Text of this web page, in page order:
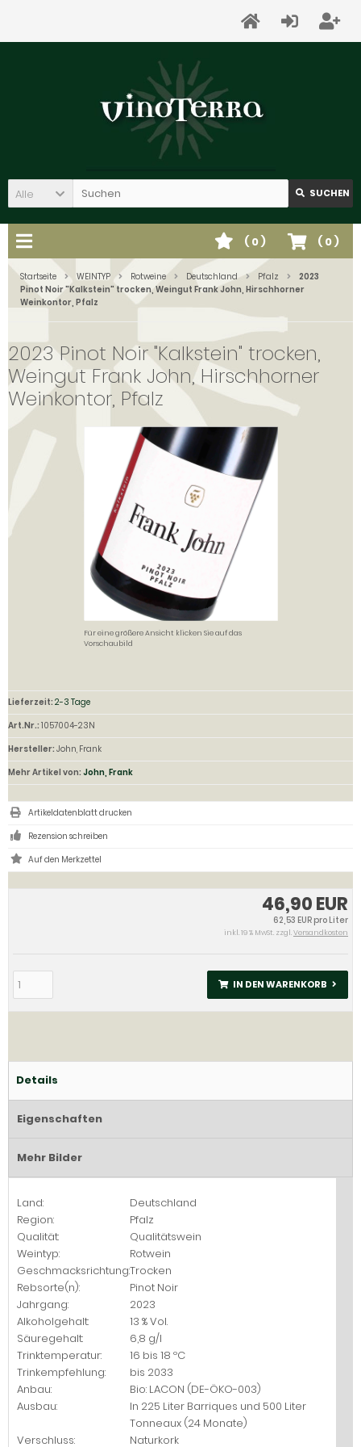
Alle SUCHEN
( 0)
( 0)
Startseite WEINTYP Rotweine Deutschland Pfalz
2023
Pinot Noir "Kalkstein" trocken, Weingut Frank John, Hirschhorner
Weinkontor, Pfalz
2023 Pinot Noir "Kalkstein" trocken,
Weingut Frank John, Hirschhorner
Weinkontor, Pfalz
Für eine größere Ansicht klicken Sie auf das
Vorschaubild
46,90 EUR
62,53 EUR pro Liter
inkl. 19 % MwSt. zzgl.Versandkosten
IN DEN WARENKORB
Lieferzeit: 2-3 Tage
Art.Nr.: 1057004-23N
Hersteller: John, Frank
Mehr Artikel von: John, Frank
Artikeldatenblatt drucken
Rezension schreiben
Details
Eigenschaften
Mehr Bilder
Land:
Deutschland
Region:
Pfalz
Qualität:
Qualitätswein
Weintyp:
Rotwein
Geschmacksrichtung:Trocken
Rebsorte(n):
Pinot Noir
Jahrgang:
2023
Alkoholgehalt:
13 % Vol.
Säuregehalt:
6,8 g/l
Trinktemperatur:
16 bis 18 ºC
Trinkempfehlung:
bis 2033
Anbau:
Bio: LACON (DE-ÖKO-003)
Ausbau:
In 225 Liter Barriques und 500 Liter
Tonneaux (24 Monate)
Verschluss:
Naturkork